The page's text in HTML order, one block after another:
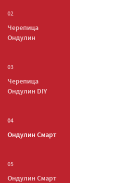
02
Черепица
Ондулин
03
Черепица
Ондулин DIY
04
Ондулин Смарт
05
Ондулин Смарт